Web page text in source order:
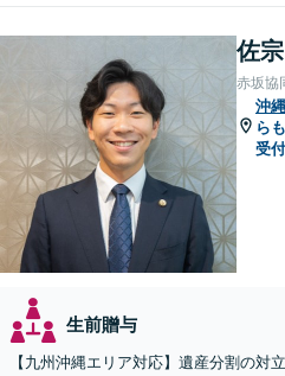
佐
赤坂協
沖
ら
受
生前贈与
【九州沖縄エリア対応】遺産分割の対